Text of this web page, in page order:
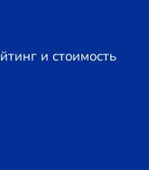
и стоимость